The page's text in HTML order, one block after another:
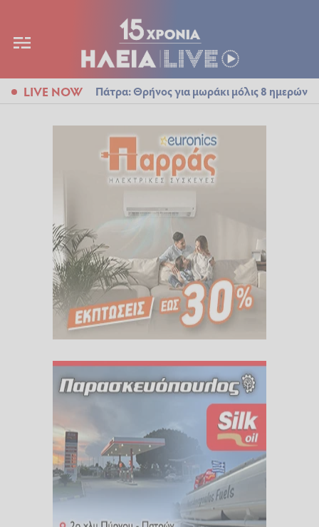
LIVE NOW Πάτρα: Θρήνος για μωράκι μόλις 8 ημερών